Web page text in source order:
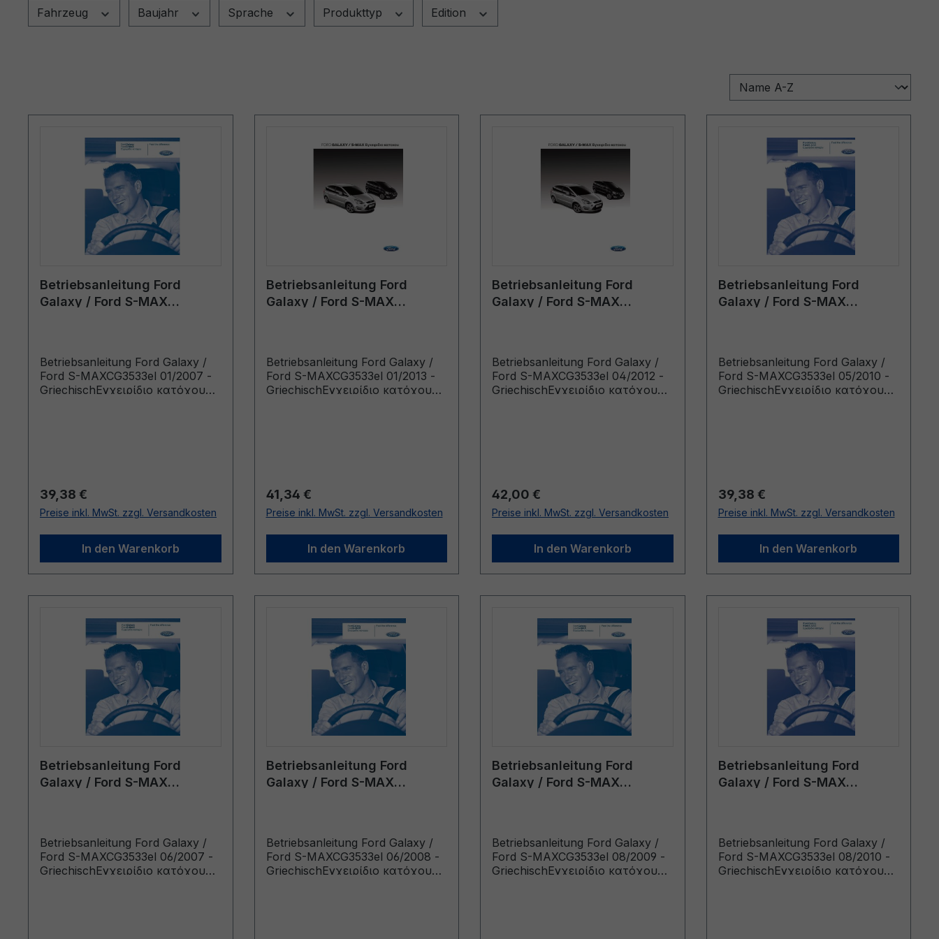
Fahrzeug Baujahr Sprache Produkttyp Edition
Betriebsanleitung Ford
Galaxy / Ford S-MAX
Betriebsanleitung Ford Galaxy /
Ford S-MAXCG3533el 01/2007 -
GriechischΕγχειρίδιο κατόχου
Regulärer Preis:
39,38 €
Preise inkl. MwSt. zzgl. Versandkosten
In den Warenkorb
Betriebsanleitung Ford
Galaxy / Ford S-MAX
Betriebsanleitung Ford Galaxy /
Ford S-MAXCG3533el 01/2013 -
GriechischΕγχειρίδιο κατόχου
Regulärer Preis:
41,34 €
Preise inkl. MwSt. zzgl. Versandkosten
In den Warenkorb
Betriebsanleitung Ford
Galaxy / Ford S-MAX
Betriebsanleitung Ford Galaxy /
Ford S-MAXCG3533el 04/2012 -
GriechischΕγχειρίδιο κατόχου
Regulärer Preis:
42,00 €
Preise inkl. MwSt. zzgl. Versandkosten
In den Warenkorb
Betriebsanleitung Ford
Galaxy / Ford S-MAX
Betriebsanleitung Ford Galaxy /
Ford S-MAXCG3533el 05/2010 -
GriechischΕγχειρίδιο κατόχου
Regulärer Preis:
39,38 €
Preise inkl. MwSt. zzgl. Versandkosten
In den Warenkorb
Betriebsanleitung Ford
Galaxy / Ford S-MAX
Betriebsanleitung Ford Galaxy /
Ford S-MAXCG3533el 06/2007 -
GriechischΕγχειρίδιο κατόχου
Betriebsanleitung Ford
Galaxy / Ford S-MAX
Betriebsanleitung Ford Galaxy /
Ford S-MAXCG3533el 06/2008 -
GriechischΕγχειρίδιο κατόχου
Betriebsanleitung Ford
Galaxy / Ford S-MAX
Betriebsanleitung Ford Galaxy /
Ford S-MAXCG3533el 08/2009 -
GriechischΕγχειρίδιο κατόχου
Betriebsanleitung Ford
Galaxy / Ford S-MAX
Betriebsanleitung Ford Galaxy /
Ford S-MAXCG3533el 08/2010 -
GriechischΕγχειρίδιο κατόχου